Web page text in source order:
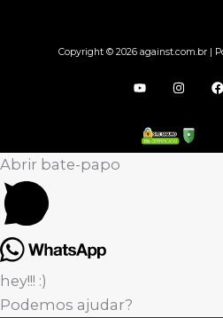
Copyright © 2026 against.com.br |
Abrir bate-papo
hey!!! :)
Podemos ajudar?